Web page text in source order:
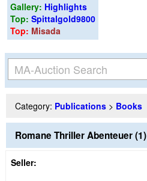
Gallery: Highlights
Top: Spittalgold9800
Top: Misada
Category: Publications > Books
Romane Thriller Abenteuer (1)
Seller: